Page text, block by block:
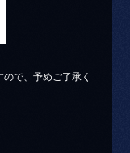
で、予めご了承く